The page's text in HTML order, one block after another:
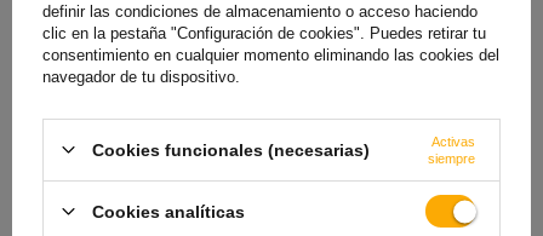
extensibilidad máximase refiere alaumento porcentual de la
longitud de una correa de amarre bajo plena carga. Este valor,
expresado como porcentaje, indica cuánto puede estirarse la correa
alrededor del 7%,permite que la correa absorba los impactos y los
cambios repentinos de fuerza durante el transporte, protegiendo aún
PARA DESCARGAR
definir las condiciones de almacenamiento o acceso haciendo
clic en la pestaña "Configuración de cookies". Puedes retirar tu
consentimiento en cualquier momento eliminando las cookies del
navegador de tu dispositivo.
Cookies funcionales (necesarias)
Activas
siempre
Cookies analíticas